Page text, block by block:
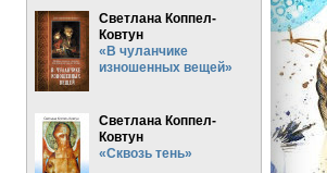
Светлана Коппел-
Ковтун
«В чуланчике
изношенных вещей»
Светлана Коппел-
Ковтун
«Сквозь тень»